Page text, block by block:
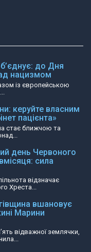
до Дня
нацизмом
із європейською
керуйте власним
пацієнта»
стає ближчою та
день Червоного
сила
відзначає
Хреста...
вшановує
Марини
відважної землячки,